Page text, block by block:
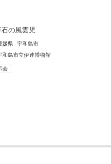
石の風雲児
媛県
宇和島市
和島市立伊達博物館
会